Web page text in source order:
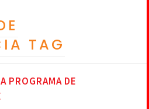
TAG
PROGRAMA DE